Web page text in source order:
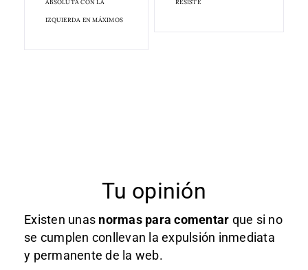
ABSOLUTA CON LA
IZQUIERDA EN MÁXIMOS
RESISTE
Tu opinión
Existen unas normas para comentar que si no
se cumplen conllevan la expulsión inmediata
y permanente de la web.